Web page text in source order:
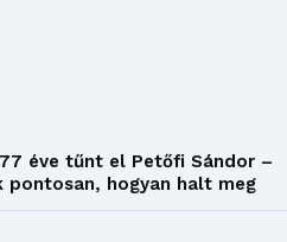
éve tűnt el Petőfi Sándor –
pontosan, hogyan halt meg